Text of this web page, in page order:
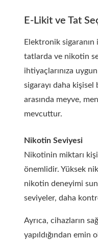
E-Likit ve Tat
Elektronik
tatlarda ve nikotin
ihtiyaçlarınıza
sigarayı daha
arasında meyve,
mevcuttur.
Nikotin Seviyesi
Nikotinin miktarı
önemlidir. Yüksek
nikotin deneyimi
seviyeler, daha
Ayrıca, cihazların
yapıldığından